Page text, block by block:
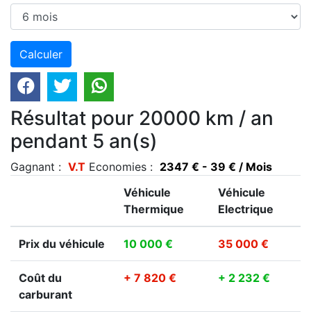
Résultat pour 20000 km / an
pendant 5 an(s)
Gagnant : V.T Economies : 2347 € - 39 € / Mois
Véhicule
Thermique
Véhicule
Electrique
Prix du véhicule 10 000 € 35 000 €
Coût du
carburant
+ 7 820 € + 2 232 €